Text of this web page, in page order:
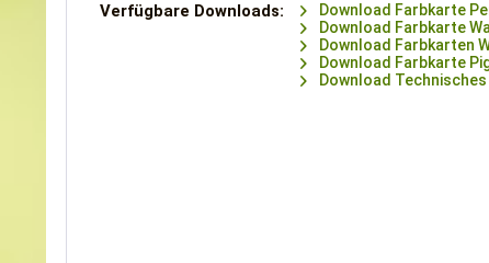
Verfügbare Downloads:
Download Farbkarte
Download Farbkarte
Download Farbkarten
Download Farbkarte
Download